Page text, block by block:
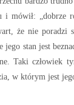
i mówił:
że nie poradzi
stan jest
Taki człowiek
w którym jest